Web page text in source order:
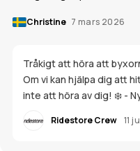
Christine 7 mars 2026
Tråkigt att höra att
Om vi kan hjälpa dig att
inte att höra av dig! ❄️ -
Ridestore Crew 11